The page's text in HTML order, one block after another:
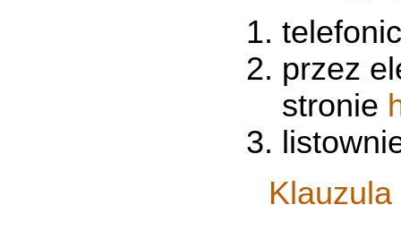
przez
stronie